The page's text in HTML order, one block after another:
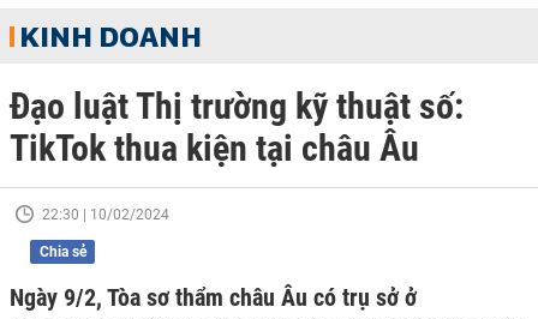
KINH DOANH
Đạo luật Thị trường kỹ thuật số:
TikTok thua kiện tại châu Âu
22:30 | 10/02/2024
Chia sẻ
Ngày 9/2, Tòa sơ thẩm châu Âu có trụ sở ở